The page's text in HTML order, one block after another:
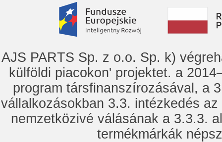
AJS PARTS Sp. z o.o. Sp. k)
külföldi piacokon' projektet. a
program társfinanszírozásával, a
vállalkozásokban 3.3. intézkedés
nemzetközivé válásának a 3.3.3.
termékmárkák